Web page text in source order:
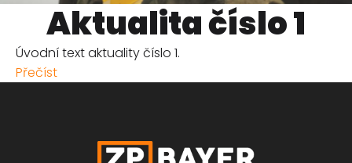
Aktualita číslo 1
Úvodní text aktuality číslo 1.
Přečíst